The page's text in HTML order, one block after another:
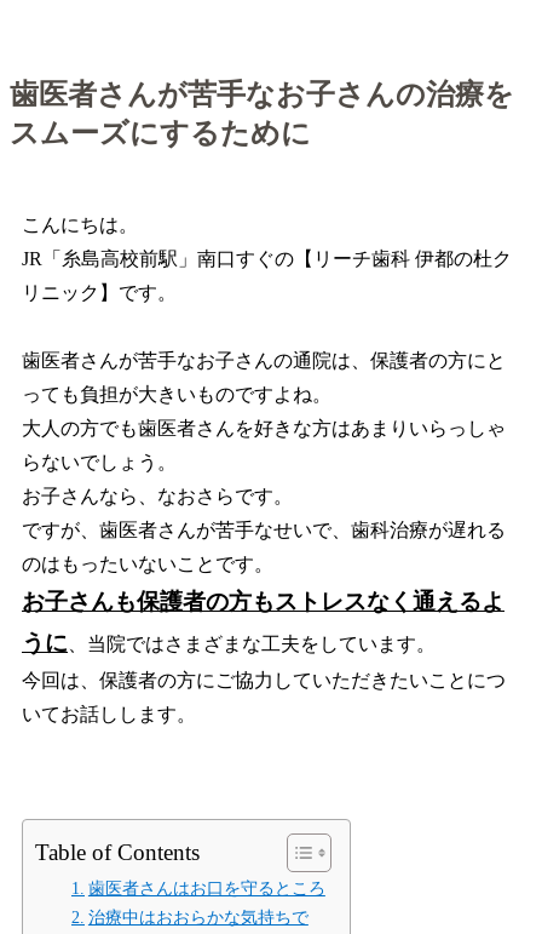
歯医者さんが苦手なお子さんの治療を
スムーズにするために
こんにちは。
JR「糸島高校前駅」南口すぐの【リーチ歯科 伊都の杜ク
リニック】です。
歯医者さんが苦手なお子さんの通院は、保護者の方にと
っても負担が大きいものですよね。
大人の方でも歯医者さんを好きな方はあまりいらっしゃ
らないでしょう。
お子さんなら、なおさらです。
ですが、歯医者さんが苦手なせいで、歯科治療が遅れる
のはもったいないことです。
お子さんも保護者の方もストレスなく通えるよ
うに 、当院ではさまざまな工夫をしています。
今回は、保護者の方にご協力していただきたいことにつ
いてお話しします。
Table of Contents
歯医者さんはお口を守るところ
治療中はおおらかな気持ちで